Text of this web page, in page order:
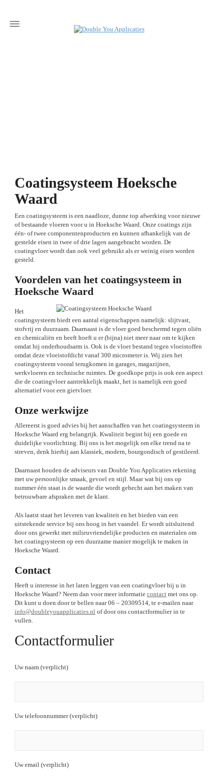
Coatingsysteem Hoeksche
Waard
Een coatingsysteem is een naadloze, dunne top afwerking voor nieuwe
of bestaande vloeren voor u in Hoeksche Waard. Onze coatings zijn
één- of twee componentenproducten en kunnen afhankelijk van de
gestelde eisen in twee of drie lagen aangebracht worden. De
coatingvloer wordt dan ook veel gebruikt als er weinig eisen worden
gesteld.
Voordelen van het coatingsysteem in
Hoeksche Waard
Het
coatingsysteem biedt een aantal eigenschappen namelijk: slijtvast,
stofvrij en duurzaam. Daarnaast is de vloer goed beschermd tegen oliën
en chemicaliën en heeft hoeft u er (bijna) niet meer naar om te kijken
omdat hij onderhoudsarm is. Ook is de vloer bestand tegen vloeistoffen
omdat deze vloeistofdicht vanaf 300 micrometer is. Wij zien het
coatingsysteem vooral terugkomen in garages, magazijnen,
werkvloeren en technische ruimtes. De goedkope prijs is ook een aspect
die de coatingvloer aantrekkelijk maakt, het is namelijk een goed
alternatief voor een gietvloer.
Onze werkwijze
Allereerst is goed advies bij het aanschaffen van het coatingsysteem in
Hoeksche Waard erg belangrijk. Kwaliteit begint bij een goede en
duidelijke voorlichting. Bij ons is het mogelijk om elke trend na te
streven, denk hierbij aan klassiek, modern, bourgondisch of gestileerd.
Daarnaast houden de adviseurs van Double You Applicaties rekening
met uw persoonlijke smaak, gevoel en stijl. Maar wat bij ons op
nummer één staat is de waarde die wordt gehecht aan het maken van
betrouwbare afspraken met de klant.
Als laatst staat het leveren van kwaliteit en het bieden van een
uitstekende service bij ons hoog in het vaandel. Er wordt uitsluitend
door ons gewerkt met milieuvriendelijke producten en materialen om
het coatingsysteem op een duurzame manier mogelijk te maken in
Hoeksche Waard.
Contact
Heeft u interesse in het laten leggen van een coatingvloer bij u in
Hoeksche Waard? Neem dan voor meer informatie contact met ons op.
Dit kunt u doen door te bellen naar 06 – 20309514, te e-mailen naar
info@doubleyouapplicaties.nl of door ons contactformulier in te
vullen.
Contactformulier
Uw naam (verplicht)
Uw telefoonnummer (verplicht)
Uw email (verplicht)